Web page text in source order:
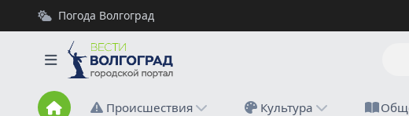
Погода Волгоград
Происшествия Культура